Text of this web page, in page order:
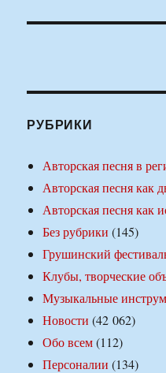
РУБРИКИ
Авторская песня в
Авторская песня как
Авторская песня как
Без рубрики (145)
Грушинский
Клубы, творческие
Музыкальные
Новости (42 062)
Обо всем(112)
Персоналии (134)